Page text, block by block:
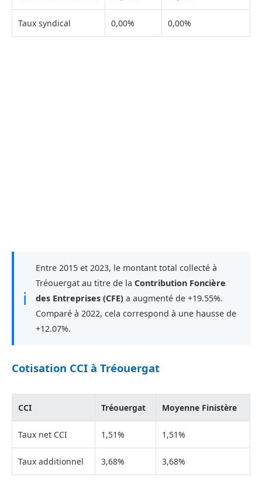
Taux syndical 0,00% 0,00%
ℹ
Entre 2015 et 2023, le montant total collecté à
Tréouergat au titre de la Contribution Foncière
des Entreprises (CFE) a augmenté de +19.55%.
Comparé à 2022, cela correspond à une hausse de
+12.07%.
Cotisation CCI à Tréouergat
CCI Tréouergat Moyenne Finistère
Taux net CCI 1,51% 1,51%
Taux additionnel 3,68% 3,68%